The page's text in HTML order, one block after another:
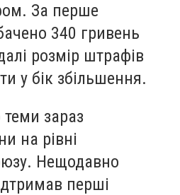
За перше
340 гривень
розмір штрафів
у бік збільшення.
зараз
на рівні
Нещодавно
перші